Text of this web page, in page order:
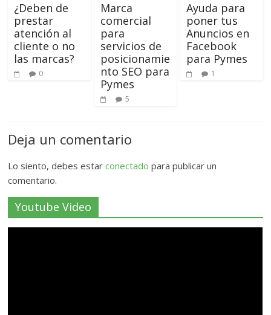
¿Deben de
prestar
atención al
cliente o no
las marcas?
0
Marca
comercial
para
servicios de
posicionamie
nto SEO para
Pymes
5
Ayuda para
poner tus
Anuncios en
Facebook
para Pymes
1
Deja un comentario
Lo siento, debes estarconectado para publicar un
comentario.
Youtube Video